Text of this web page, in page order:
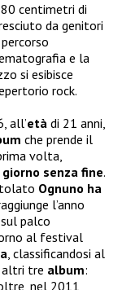
centimetri di
da genitori
e la
si esibisce
rock.
all’età di 21 anni,
che prende il
volta,
giorno senza fine.
Ognuno ha
l’anno
palco
al festival
, classificandosi al
altri tre album:
nel 2011